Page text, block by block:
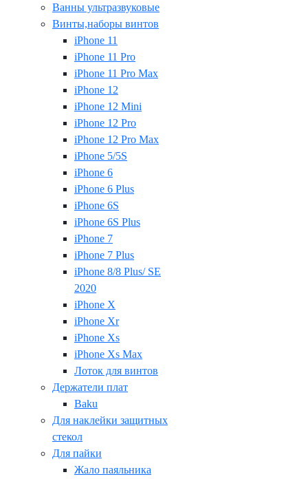
Ванны ультразвуковые
Винты,наборы винтов
iPhone 11
iPhone 11 Pro
iPhone 11 Pro Max
iPhone 12
iPhone 12 Mini
iPhone 12 Pro
iPhone 12 Pro Max
iPhone 5/5S
iPhone 6
iPhone 6 Plus
iPhone 6S
iPhone 6S Plus
iPhone 7
iPhone 7 Plus
iPhone 8/8 Plus/ SE
2020
iPhone X
iPhone Xr
iPhone Xs
iPhone Xs Max
Лоток для винтов
Держатели плат
Baku
Для наклейки защитных
стекол
Для пайки
Жало паяльника